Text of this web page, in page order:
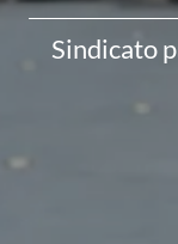
Sindicato